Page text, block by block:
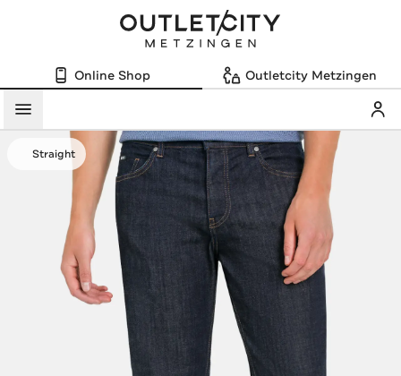
Online Shop Outletcity Metzingen
Menü
Straight